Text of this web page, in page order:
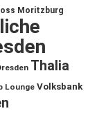
Moritzburg
Thalia
Lounge Volksbank